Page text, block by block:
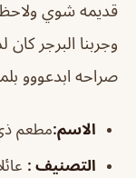
قديمه شوي
وجربنا البرجر كان
صراحه ابدعووو
الاسم:مطعم
التصنيف :